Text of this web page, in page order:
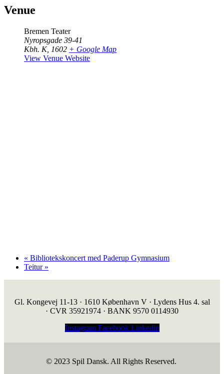
Venue
Bremen Teater
Nyropsgade 39-41
Kbh. K, 1602 + Google Map
View Venue Website
« Bibliotekskoncert med Paderup Gymnasium
Teitur »
Gl. Kongevej 11-13 · 1610 København V · Lydens Hus 4. sal
· CVR 35921974 · BANK 9570 0114930
Instagram Facebook Linkedin
© 2023 Spil Dansk. All Rights Reserved.